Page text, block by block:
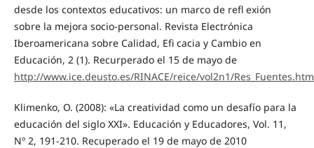
desde los contextos educativos: un marco de refl exión
sobre la mejora socio-personal. Revista Electrónica
Iberoamericana sobre Calidad, Efi cacia y Cambio en
Educación, 2 (1). Recurperado el 15 de mayo de
http://www.ice.deusto.es/RINACE/reice/vol2n1/Res_Fuentes.htm
Klimenko, O. (2008): «La creatividad como un desafío para la
educación del siglo XXI». Educación y Educadores, Vol. 11,
Nº 2, 191-210. Recuperado el 19 de mayo de 2010